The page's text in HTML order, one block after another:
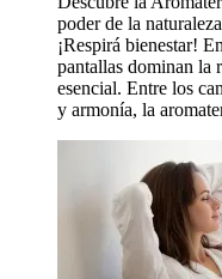
poder de la
¡Respirá bienestar!
pantallas dominan la
esencial. Entre los
y armonía, la